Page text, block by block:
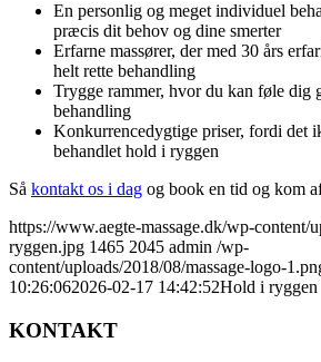
En personlig og meget individuel
præcis dit behov og dine smerter
Erfarne massører, der med 30 års
helt rette behandling
Trygge rammer, hvor du kan føle dig
behandling
Konkurrencedygtige priser, fordi det
behandlet hold i ryggen
Så kontakt os i dag og book en tid og kom
https://www.aegte-massage.dk/wp-content/
ryggen.jpg 1465 2045 admin /wp-
content/uploads/2018/08/massage-logo-
10:26:062026-02-17 14:42:52Hold i ryggen
KONTAKT